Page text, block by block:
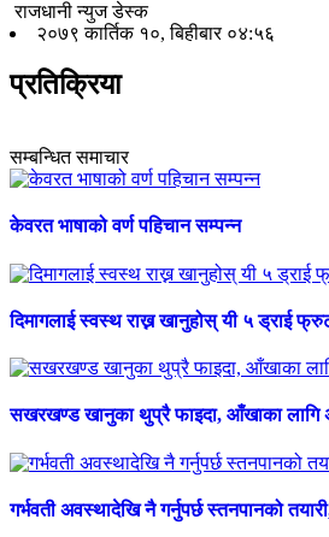
राजधानी न्युज डेस्क
२०७९ कार्तिक १०, बिहीबार ०४:५६
प्रतिक्रिया
सम्बन्धित समाचार
केवरत भाषाको वर्ण पहिचान सम्पन्न
दिमागलाई स्वस्थ राख्न खानुहोस् यी ५ ड्राई
सखरखण्ड खानुका थुप्रै फाइदा, आँखाका लागि
गर्भवती अवस्थादेखि नै गर्नुपर्छ स्तनपानको